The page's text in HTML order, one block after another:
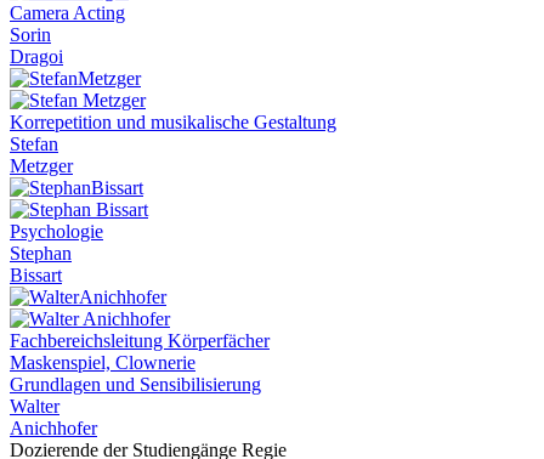
Camera Acting
Sorin
Dragoi
Korrepetition und musikalische Gestaltung
Stefan
Metzger
Psychologie
Stephan
Bissart
Fachbereichsleitung Körperfächer
Maskenspiel, Clownerie
Grundlagen und Sensibilisierung
Walter
Anichhofer
Dozierende der Studiengänge Regie